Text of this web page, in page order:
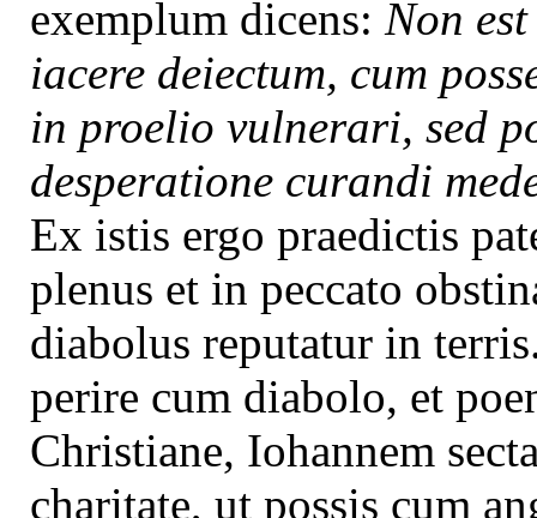
exemplum dicens: Non
iacere deiectum, cum
in proelio vulnerari, sed
desperatione curandi
Ex istis ergo praedictis
plenus et in peccato
diabolus reputatur in
perire cum diabolo, et
Christiane, Iohannem
charitate, ut possis cum